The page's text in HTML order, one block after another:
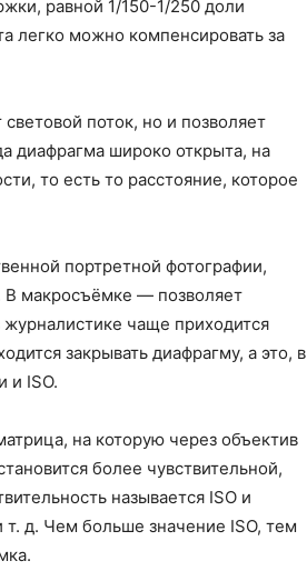
равной 1/150-1/250 доли
легко можно компенсировать за
поток, но и позволяет
диафрагма широко открыта, на
то есть то расстояние, которое
портретной фотографии,
макросъёмке — позволяет
чаще приходится
закрывать диафрагму, а это, в
и ISO.
на которую через объектив
более чувствительной,
называется ISO и
д. Чем больше значение ISO, тем